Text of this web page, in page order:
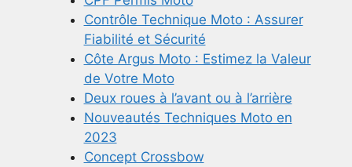
Contrôle Technique Moto : Assurer
Fiabilité et Sécurité
Côte Argus Moto : Estimez la Valeur
de Votre Moto
Deux roues à l’avant ou à l’arrière
Nouveautés Techniques Moto en
2023
Concept Crossbow